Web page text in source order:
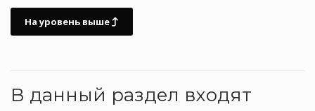
На уровень выше
В данный раздел входят